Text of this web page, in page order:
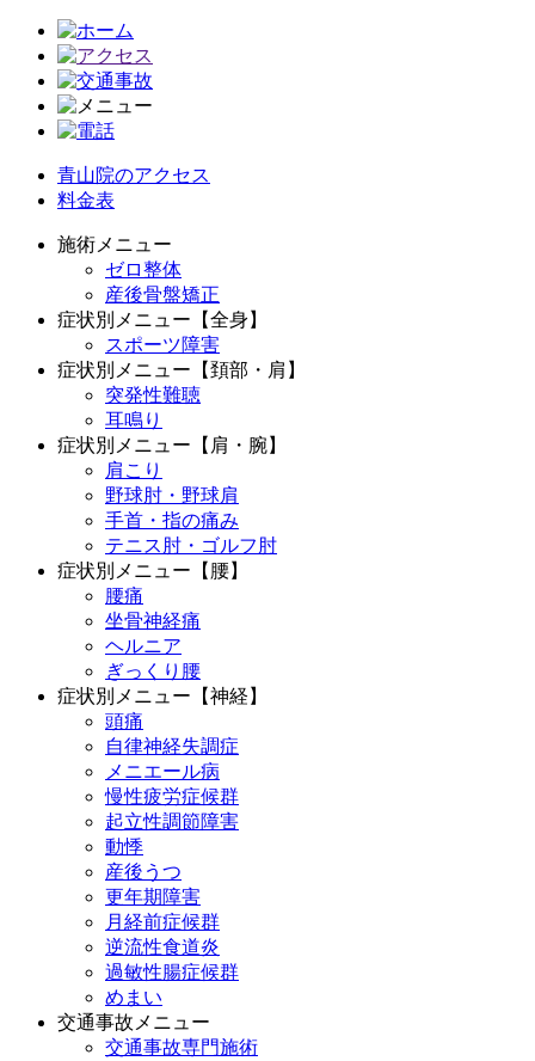
青山院のアクセス
料金表
施術メニュー
ゼロ整体
産後骨盤矯正
症状別メニュー【全身】
スポーツ障害
症状別メニュー【頚部・肩】
突発性難聴
耳鳴り
症状別メニュー【肩・腕】
肩こり
野球肘・野球肩
手首・指の痛み
テニス肘・ゴルフ肘
症状別メニュー【腰】
腰痛
坐骨神経痛
ヘルニア
ぎっくり腰
症状別メニュー【神経】
頭痛
自律神経失調症
メニエール病
慢性疲労症候群
起立性調節障害
動悸
産後うつ
更年期障害
月経前症候群
逆流性食道炎
過敏性腸症候群
めまい
交通事故メニュー
交通事故専門施術